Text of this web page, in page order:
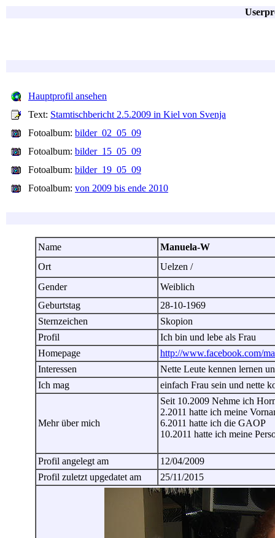
Hauptprofil ansehen
Text: Stamtischbericht 2.5.2009 in Kiel von Svenja
Fotoalbum: bilder_02_05_09
Fotoalbum: bilder_15_05_09
Fotoalbum: bilder_19_05_09
Fotoalbum: von 2009 bis ende 2010
Name
Manuela-W
Ort
Uelzen /
Gender
Weiblich
Geburtstag
28-10-1969
Sternzeichen
Skopion
Profil
Ich bin und lebe als Frau
Homepage
http://www.facebook.com/
Interessen
Nette Leute kennen lernen
Ich mag
einfach Frau sein und nette
Mehr über mich
Seit 10.2009 Nehme ich
2.2011 hatte ich meine
6.2011 hatte ich die GAOP
10.2011 hatte ich meine
Profil angelegt am
12/04/2009
Profil zuletzt upgedatet am
25/11/2015